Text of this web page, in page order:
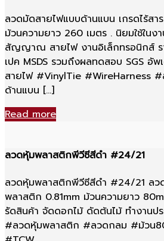
ลวดมัดสายไฟแบบด้านแบน เกรดไร้สา
ม้วนความยาว 260 เมตร . นิยมใช้ใน
สัญญาณ สายไฟ งานอิเล็กทรอนิกส์ ร
เปค MSDS รวมถึงผลทดสอบ SGS อั
สายไฟ #VinylTie #WireHarness
ด้านแบน […]
Read more
ลวดหุ้มพลาสติกพีวีซีสีดำ #24/21
ลวดหุ้มพลาสติกพีวีซีสีดำ #24/21 ลว
พลาสติก 0.81mm ม้วนความยาว
รัดสินค้า จัดดอกไม้ ดัดต้นไม้ ทำงานป
#ลวดหุ้มพลาสติก #ลวดกลม #ม้วน